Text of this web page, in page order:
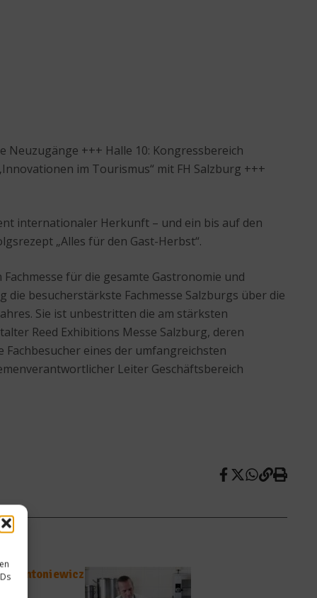
Neuzugänge +++ Halle 10: Kongressbereich
im Tourismus“ mit FH Salzburg +++
internationaler Herkunft – und ein bis auf den
„Alles für den Gast-Herbst“.
für die gesamte Gastronomie und
besucherstärkste Fachmesse Salzburgs über die
Sie ist unbestritten die am stärksten
Reed Exhibitions Messe Salzburg, deren
eines der umfangreichsten
Leiter Geschäftsbereich
Antoniewicz